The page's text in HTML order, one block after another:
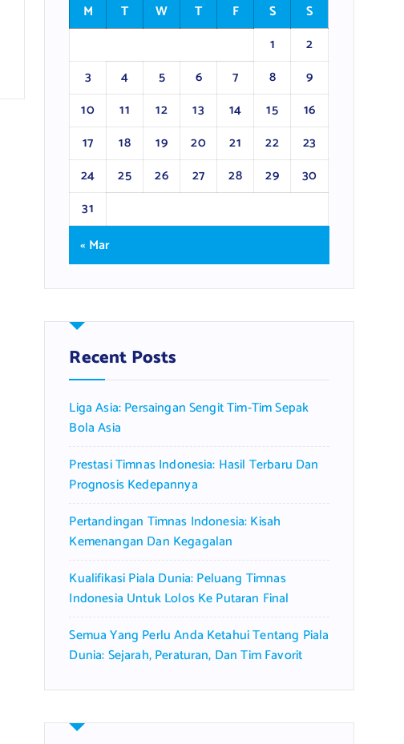
M
T W T F S
S
1
2
3
4 5 6 7 8
9
10
11 12 13 14 15
16
17
18 19 20 21 22
23
24
25 26 27 28 29
30
31
« Mar
Recent Posts
Liga Asia: Persaingan Sengit Tim-Tim Sepak
Bola Asia
Prestasi Timnas Indonesia: Hasil Terbaru Dan
Prognosis Kedepannya
Pertandingan Timnas Indonesia: Kisah
Kemenangan Dan Kegagalan
Kualifikasi Piala Dunia: Peluang Timnas
Indonesia Untuk Lolos Ke Putaran Final
Semua Yang Perlu Anda Ketahui Tentang Piala
Dunia: Sejarah, Peraturan, Dan Tim Favorit